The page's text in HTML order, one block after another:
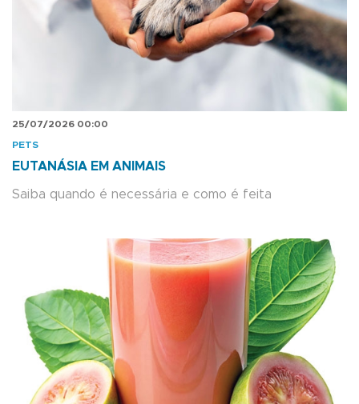
25/07/2026 00:00
PETS
EUTANÁSIA EM ANIMAIS
Saiba quando é necessária e como é feita